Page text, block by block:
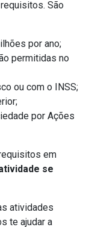
São
por ano;
permitidas no
ou com o INSS;
por Ações
em
se
atividades
te ajudar a